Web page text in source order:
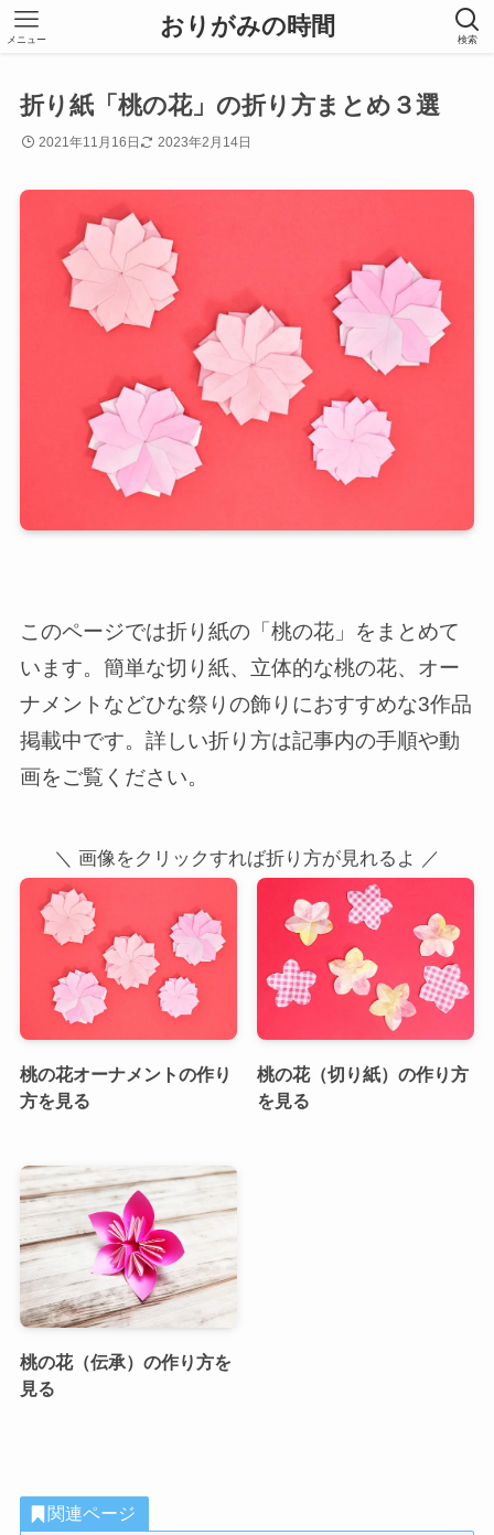
おりがみの時間 検索
メニュー
折り紙「桃の花」の折り方まとめ３選
2021年11月16日 2023年2月14日
このページでは折り紙の「桃の花」をまとめて
います。簡単な切り紙、立体的な桃の花、オー
ナメントなどひな祭りの飾りにおすすめな3作品
掲載中です。詳しい折り方は記事内の手順や動
画をご覧ください。
＼ 画像をクリックすれば折り方が見れるよ ／
桃の花オーナメントの作り
方を見る
桃の花（切り紙）の作り方
を見る
桃の花（伝承）の作り方を
見る
関連ページ